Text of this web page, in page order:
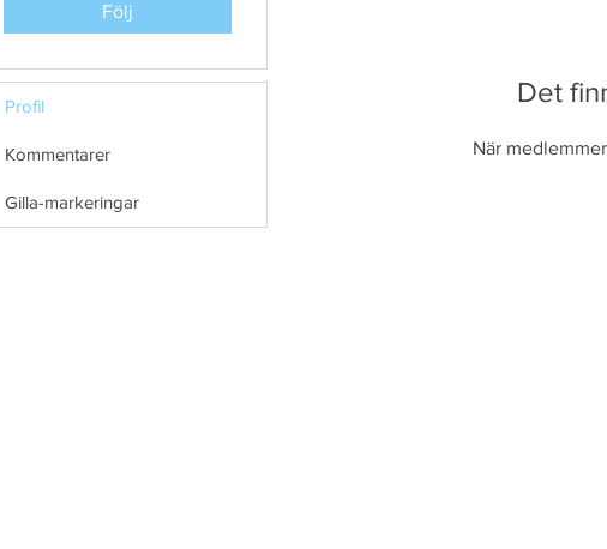
Det
När
Följ
Profil
Kommentarer
Gilla-markeringar